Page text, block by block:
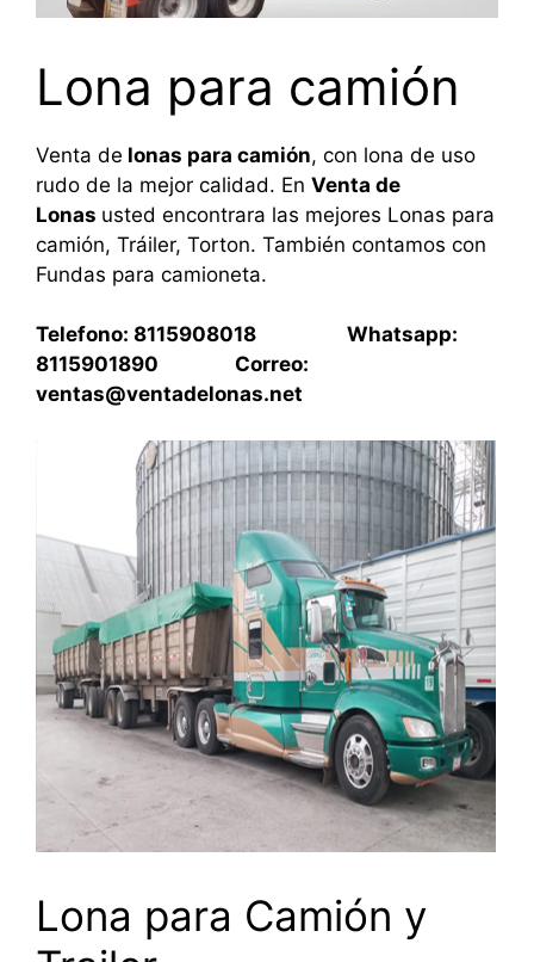
Lona para camión
Venta de lonas para camión, con lona de uso
rudo de la mejor calidad. En Venta de
Lonas usted encontrara las mejores Lonas para
camión, Tráiler, Torton. También contamos con
Fundas para camioneta.
Telefono: 8115908018 Whatsapp:
8115901890 Correo:
ventas@ventadelonas.net
Lona para Camión y